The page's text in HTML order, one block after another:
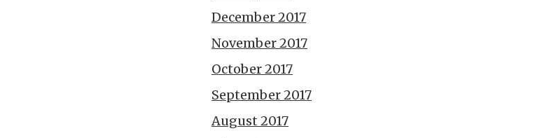
December 2017
November 2017
October 2017
September 2017
August 2017